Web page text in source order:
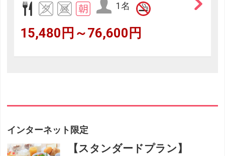
1名
15,480円～76,600円
インターネット限定
【スタンダードプラン】